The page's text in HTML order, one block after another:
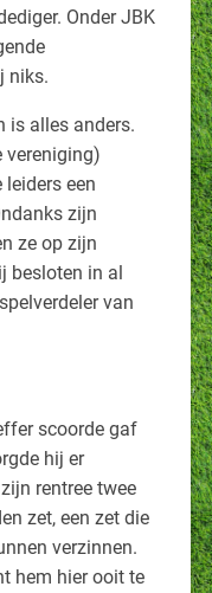
Onder JBK
niks.
is alles anders.
vereniging)
een
zijn
ze op zijn
besloten in al
van
scoorde gaf
hij er
rentree twee
zet, een zet die
verzinnen.
hem hier ooit te